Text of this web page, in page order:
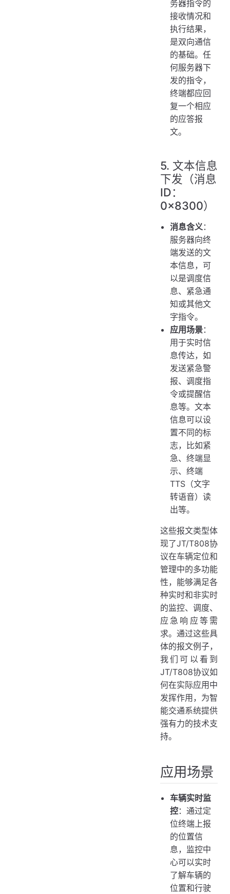
务器指令的
接收情况和
执行结果，
是双向通信
的基础。任
何服务器下
发的指令，
终端都应回
复一个相应
的应答报
文。
5. 文本信息
下发（消息
ID：
0x8300）
消息含义：
服务器向终
端发送的文
本信息，可
以是调度信
息、紧急通
知或其他文
字指令。
应用场景：
用于实时信
息传达，如
发送紧急警
报、调度指
令或提醒信
息等。文本
信息可以设
置不同的标
志，比如紧
急、终端显
示、终端
TTS（文字
转语音）读
出等。
这些报文类型体
现了JT/T808协
议在车辆定位和
管理中的多功能
性，能够满足各
种实时和非实时
的监控、调度、
应急响应等需
求。通过这些具
体的报文例子，
我们可以看到
JT/T808协议如
何在实际应用中
发挥作用，为智
能交通系统提供
强有力的技术支
持。
应用场景
车辆实时监
控：通过定
位终端上报
的位置信
息，监控中
心可以实时
了解车辆的
位置和行驶